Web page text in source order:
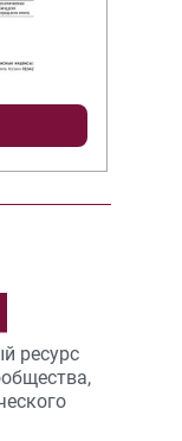
ресурс